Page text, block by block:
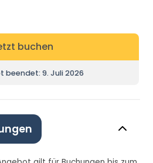
buchen
beendet: 9. Juli 2026